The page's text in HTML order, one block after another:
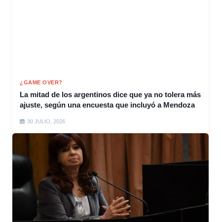
¿GAME OVER?
La mitad de los argentinos dice que ya no tolera más
ajuste, según una encuesta que incluyó a Mendoza
30 JULIO, 2026